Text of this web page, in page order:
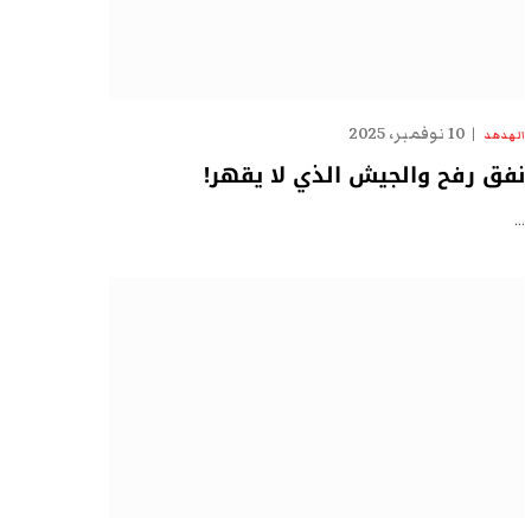
الهدهد 10 نوفمبر، 2025
نفق رفح والجيش الذي لا يقهر!
…